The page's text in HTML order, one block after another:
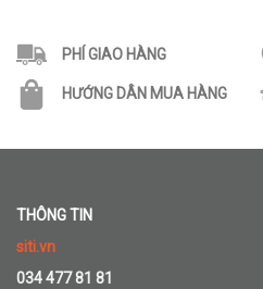
PHÍ GIAO HÀNG
HƯỚNG DÂN MUA HÀNG
THÔNG TIN
siti.vn
034 477 81 81